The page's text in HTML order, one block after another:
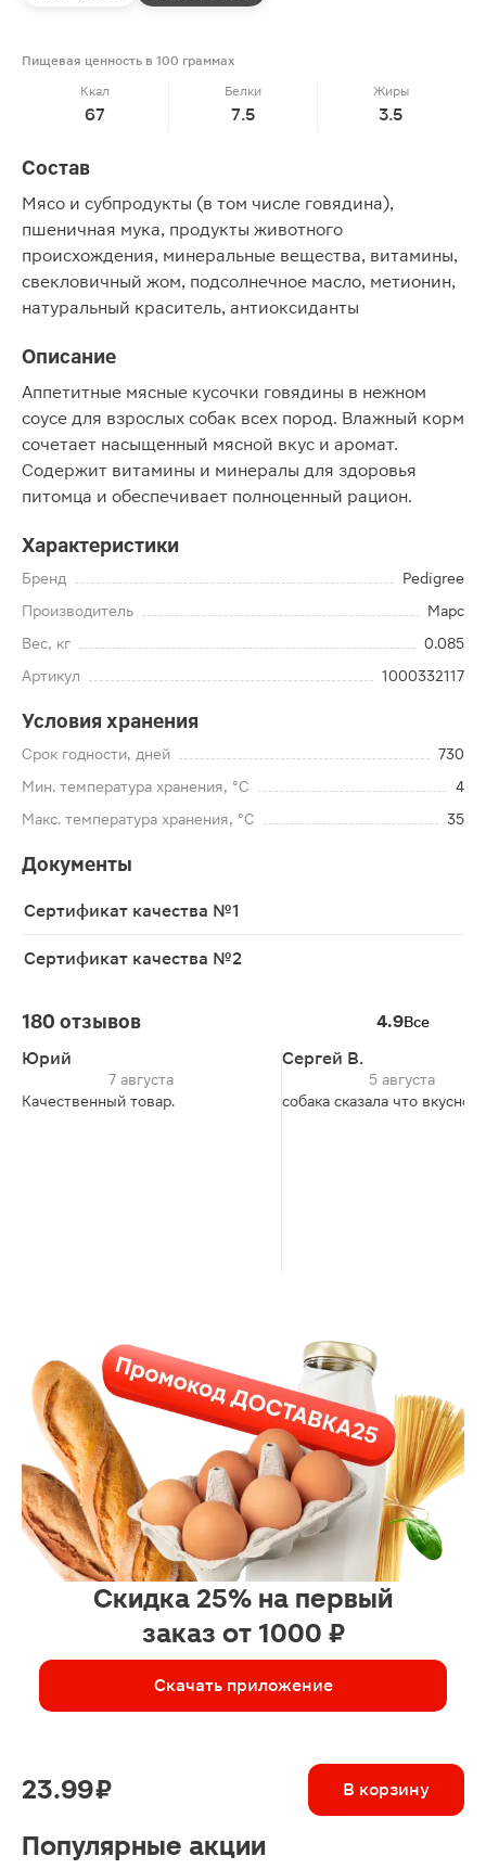
Пищевая ценность в 100 граммах
Ккал
67
Белки
7.5
Жиры
3.5
Состав
Мясо и субпродукты (в том числе говядина),
пшеничная мука, продукты животного
происхождения, минеральные вещества, витамины,
свекловичный жом, подсолнечное масло, метионин,
натуральный краситель, антиоксиданты
Описание
Аппетитные мясные кусочки говядины в нежном
соусе для взрослых собак всех пород. Влажный корм
сочетает насыщенный мясной вкус и аромат.
Содержит витамины и минералы для здоровья
питомца и обеспечивает полноценный рацион.
Характеристики
Бренд
Pedigree
Производитель
Марс
Вес, кг
0.085
Артикул
1000332117
Условия хранения
Срок годности, дней
730
Мин. температура хранения, °C
4
Макс. температура хранения, °C
35
Документы
Сертификат качества №1
Сертификат качества №2
180 отзывов 4.9Все
Юрий
7 августа
Качественный товар.
Сергей В.
5 августа
собака сказала что вкусно
Скидка 25% на первый
заказ от 1000 ₽
Скачать приложение
23.99 ₽ В корзину
Популярные акции